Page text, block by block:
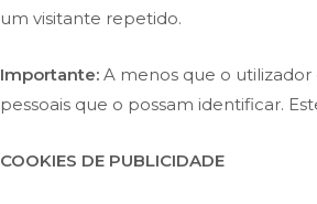
um visitante repetido.
Importante: A menos que o
pessoais que o possam identificar.
COOKIES DE PUBLICIDADE